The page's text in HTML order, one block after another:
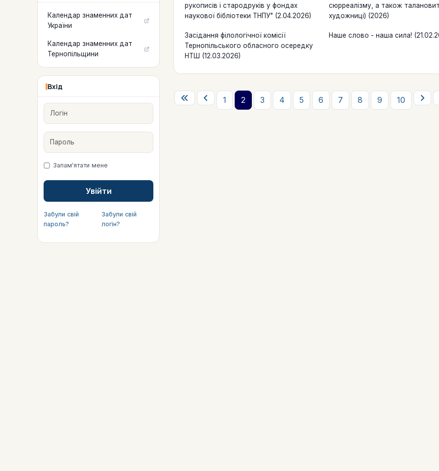
Календар знаменних дат
України
Календар знаменних дат
Тернопільщини
Вхід
Логін
Пароль
Запам'ятати мене
Увійти
Забули свій
пароль?
Забули свій
логін?
рукописів і стародруків у фондах
наукової бібліотеки ТНПУ" (2.04.2026)
сюрреалізму, а також
художниці) (2026)
Засідання філологічної комісії
Тернопільського обласного осередку
НТШ (12.03.2026)
Наше слово - наша сила!
1 2 3 4 5 6 7 8 9 10